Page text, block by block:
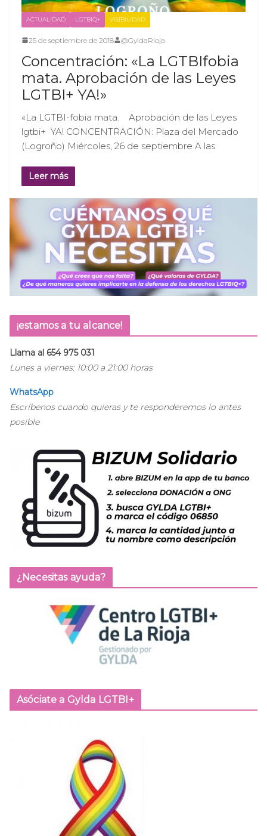
ACTUALIDAD LGTBIQ+ VISIBILIDAD
25 de septiembre de 2018 @GyldaRioja
Concentración: «La LGTBIfobia
mata. Aprobación de las Leyes
LGTBI+ YA!»
«La LGTBI-fobia mata. Aprobación de las Leyes
lgtbi+ YA! CONCENTRACIÓN: Plaza del Mercado
(Logroño) Miércoles, 26 de septiembre A las
Leer más
¡estamos a tu alcance!
Llama al 654 975 031
Lunes a viernes: 10:00 a 21:00 horas
WhatsApp
Escríbenos cuando quieras y te responderemos lo antes
posible
¿Necesitas ayuda?
Asóciate a Gylda LGTBI+